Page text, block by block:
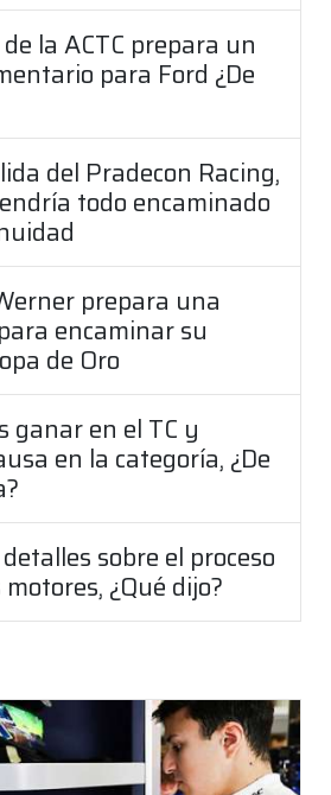
la ACTC prepara un
para Ford ¿De
del Pradecon Racing,
todo encaminado
prepara una
encaminar su
de Oro
ganar en el TC y
en la categoría, ¿De
sobre el proceso
¿Qué dijo?